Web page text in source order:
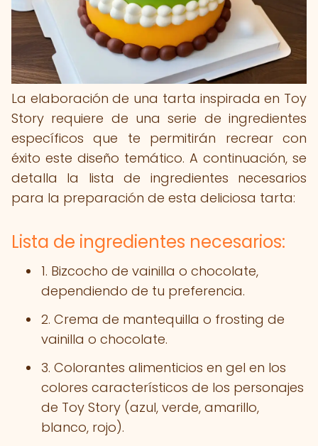
La elaboración de una tarta inspirada en Toy
Story requiere de una serie de ingredientes
específicos que te permitirán recrear con
éxito este diseño temático. A continuación, se
detalla la lista de ingredientes necesarios
para la preparación de esta deliciosa tarta:
Lista de ingredientes necesarios:
1. Bizcocho de vainilla o chocolate,
dependiendo de tu preferencia.
2. Crema de mantequilla o frosting de
vainilla o chocolate.
3. Colorantes alimenticios en gel en los
colores característicos de los personajes
de Toy Story (azul, verde, amarillo,
blanco, rojo).